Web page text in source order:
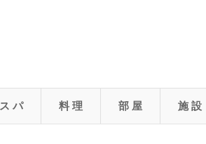
ス パ 料 理 部 屋 施 設